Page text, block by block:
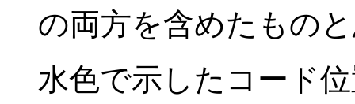
の両方を含めたもの
水色で示したコード